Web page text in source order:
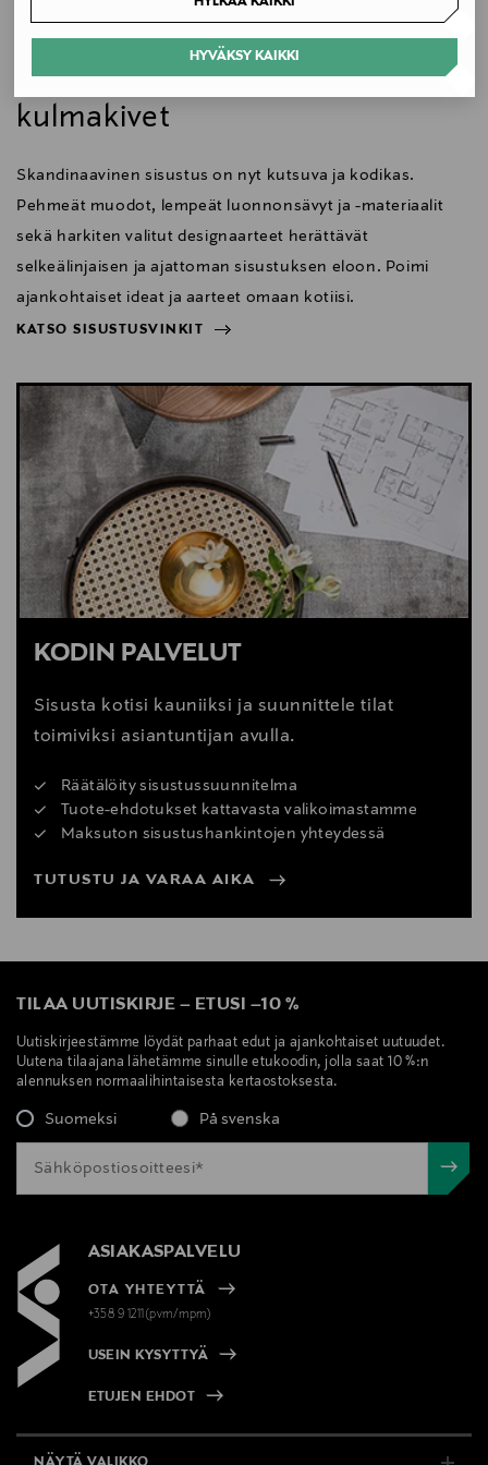
HYVÄKSY KAIKKI
Valmistajan tuotenumero
Valmistaja
C/ Tallers, 14, 17410 Sils, Girona, Spain
Digitaalinen osoite
Koti
Skandinaavisen sisustuksen
kulmakivet
Skandinaavinen sisustus on nyt kutsuva ja kodikas.
Pehmeät muodot, lempeät luonnonsävyt ja -materiaalit
sekä harkiten valitut designaarteet herättävät
selkeälinjaisen ja ajattoman sisustuksen eloon. Poimi
ajankohtaiset ideat ja aarteet omaan kotiisi.
KATSO SISUSTUSVINKIT
KATSO SISUSTUSVINKIT
KODIN PALVELUT
Sisusta kotisi kauniiksi ja suunnittele tilat
toimiviksi asiantuntijan avulla.
Räätälöity sisustussuunnitelma
Tuote-ehdotukset kattavasta valikoimastamme
Maksuton sisustushankintojen yhteydessä
TUTUSTU JA VARAA AIKA
TILAA UUTISKIRJE – ETUSI –10 %
Uutiskirjeestämme löydät parhaat edut ja ajankohtaiset uutuudet.
Uutena tilaajana lähetämme sinulle etukoodin, jolla saat 10 %:n
alennuksen normaalihintaisesta kertaostoksesta.
Suomeksi På svenska
ASIAKASPALVELU
OTA YHTEYTTÄ
+358 9 1211(pvm/mpm)
USEIN KYSYTTYÄ
ETUJEN EHDOT